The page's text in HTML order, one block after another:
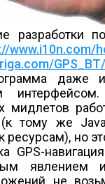
разработки
www.i10n.com/
даже
мидлетов
(к тому же
ресурсам), но
GPS-
явлением